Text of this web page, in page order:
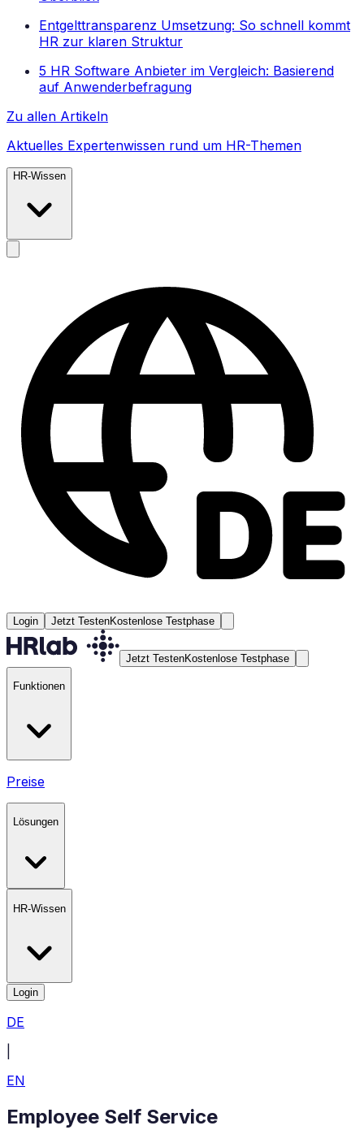
Entgelttransparenz Umsetzung: So schnell kommt
HR zur klaren Struktur
5 HR Software Anbieter im Vergleich: Basierend
auf Anwenderbefragung
Zu allen Artikeln
Aktuelles Expertenwissen rund um HR-Themen
HR-Wissen
Login Jetzt TestenKostenlose Testphase
Jetzt TestenKostenlose Testphase
Funktionen
Preise
Lösungen
HR-Wissen
Login
DE
EN
Employee Self Service